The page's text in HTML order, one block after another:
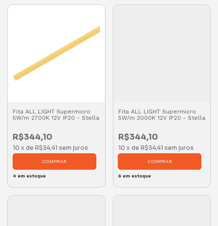
Fita ALL LIGHT Supermicro
5W/m 2700K 12V IP20 - Stella
R$344,10
10 x de R$34,41 sem juros
4 em estoque
Fita ALL LIGHT Supermicro
5W/m 3000K 12V IP20 - Stella
R$344,10
10 x de R$34,41 sem juros
6em estoque